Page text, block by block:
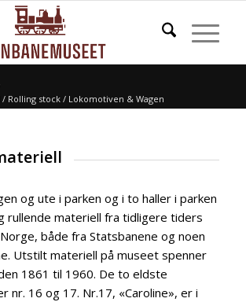
Rolling stock / Lokomotiven & Wagen
og ute i parken og i to haller i parken
rullende materiell fra tidligere tiders
både fra Statsbanene og noen
Utstilt materiell på museet spenner
1861 til 1960. De to eldste
nr. 16 og 17. Nr.17, «Caroline», er i